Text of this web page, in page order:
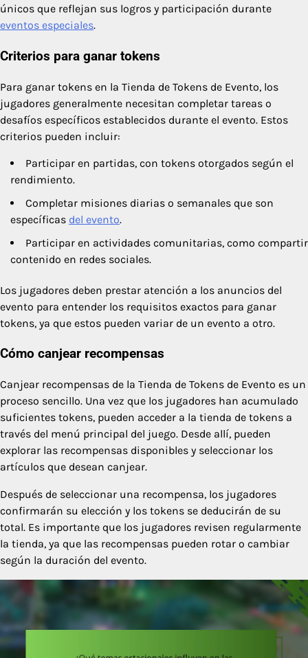
únicos que reflejan sus logros y participación durante
eventos especiales.
Criterios para ganar tokens
Para ganar tokens en la Tienda de Tokens de Evento, los
jugadores generalmente necesitan completar tareas o
desafíos específicos establecidos durante el evento. Estos
criterios pueden incluir:
Participar en partidas, con tokens otorgados según el
rendimiento.
Completar misiones diarias o semanales que son
específicas del evento.
Participar en actividades comunitarias, como compartir
contenido en redes sociales.
Los jugadores deben prestar atención a los anuncios del
evento para entender los requisitos exactos para ganar
tokens, ya que estos pueden variar de un evento a otro.
Cómo canjear recompensas
Canjear recompensas de la Tienda de Tokens de Evento es un
proceso sencillo. Una vez que los jugadores han acumulado
suficientes tokens, pueden acceder a la tienda de tokens a
través del menú principal del juego. Desde allí, pueden
explorar las recompensas disponibles y seleccionar los
artículos que desean canjear.
Después de seleccionar una recompensa, los jugadores
confirmarán su elección y los tokens se deducirán de su
total. Es importante que los jugadores revisen regularmente
la tienda, ya que las recompensas pueden rotar o cambiar
según la duración del evento.